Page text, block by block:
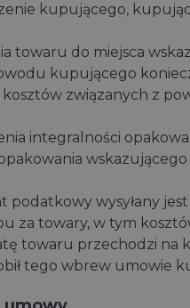
kupującego,
towaru do miejsca
kupującego
związanych z
integralności
wysyłany
za towary, w tym
towaru przechodzi
tego wbrew umowie